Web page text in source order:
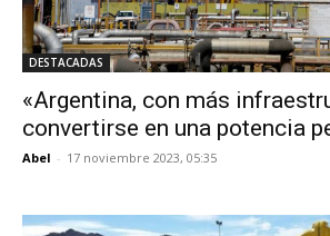
DESTACADAS
«Argentina, con más
convertirse en una potencia
Abel - 17 noviembre 2023, 05:35